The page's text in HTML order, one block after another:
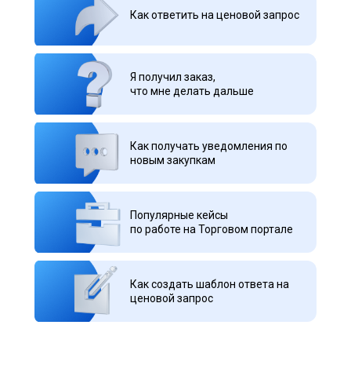
Получите базовую информацию
Презентация для заказчика
Как получать уведомления по
новым закупкам
Как ответить на ценовой запрос
Популярные кейсы
по работе на Торговом портале
Я получил заказ,
что мне делать дальше
Как создать шаблон ответа на
ценовой запрос